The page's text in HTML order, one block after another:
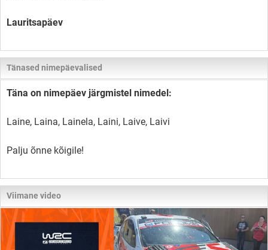
Lauritsapäev
Tänased nimepäevalised
Täna on nimepäev järgmistel nimedel:
Laine, Laina, Lainela, Laini, Laive, Laivi
Palju õnne kõigile!
Viimane video